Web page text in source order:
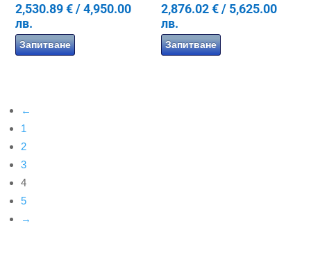
2,530.89€ / 4,950.00
лв.
Запитване
2,876.02€/ 5,625.00
лв.
Запитване
←
1
2
3
4
5
→